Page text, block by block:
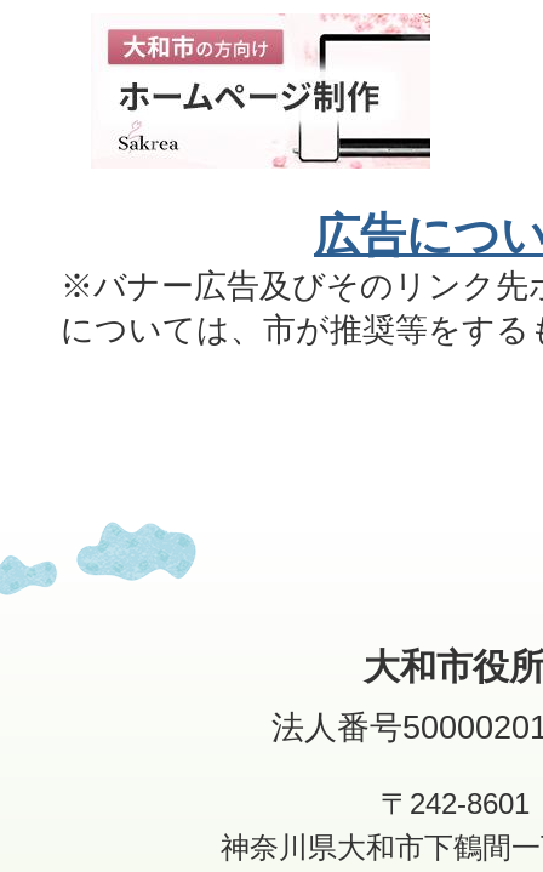
広告につ
※バナー広告及びそのリンク先
については、市が推奨等をす
大和市役
法人番号
〒242-8601
神奈川県大和市下鶴間